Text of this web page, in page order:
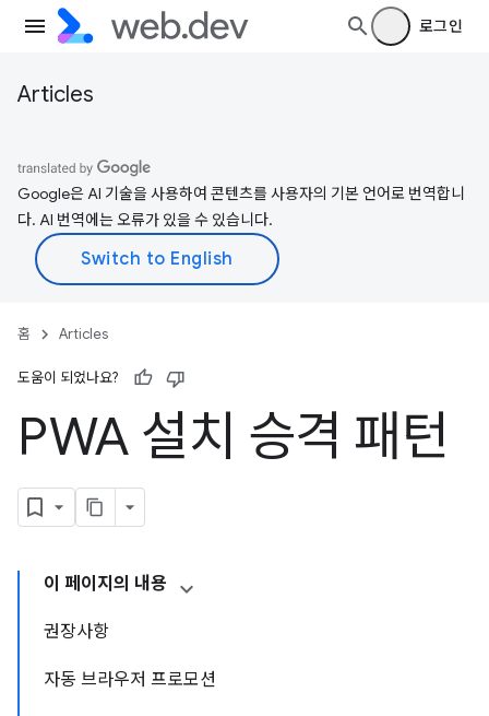
로그인
Articles
Google은 AI 기술을 사용하여 콘텐츠를 사용자의 기본 언어로 번역합니
다. AI 번역에는 오류가 있을 수 있습니다.
홈 Articles
도움이 되었나요?
PWA 설치 승격 패턴
이 페이지의 내용
권장사항
자동 브라우저 프로모션